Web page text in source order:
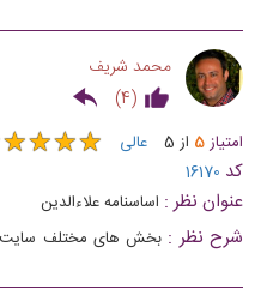
محمد شریف
(
4
)
امتیاز5 از 5 عالی ★★★★
★★★★
کد 16170
عنوان نظر : اساسنامه علاءالدین
شرح نظر : بخش های مختلف سایت
شرکت علاءالدین دارد، از جمله